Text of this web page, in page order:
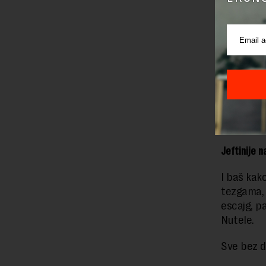
„To je
Zatim
ni
jednog
Jeftinije
I baš
escajg,
Nutele.
Sve bez